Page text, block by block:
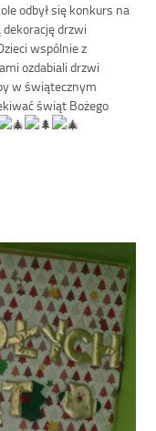
odbył się konkurs na
drzwi
wspólnie z
ozdabiali drzwi
w świątecznym
świąt Bożego